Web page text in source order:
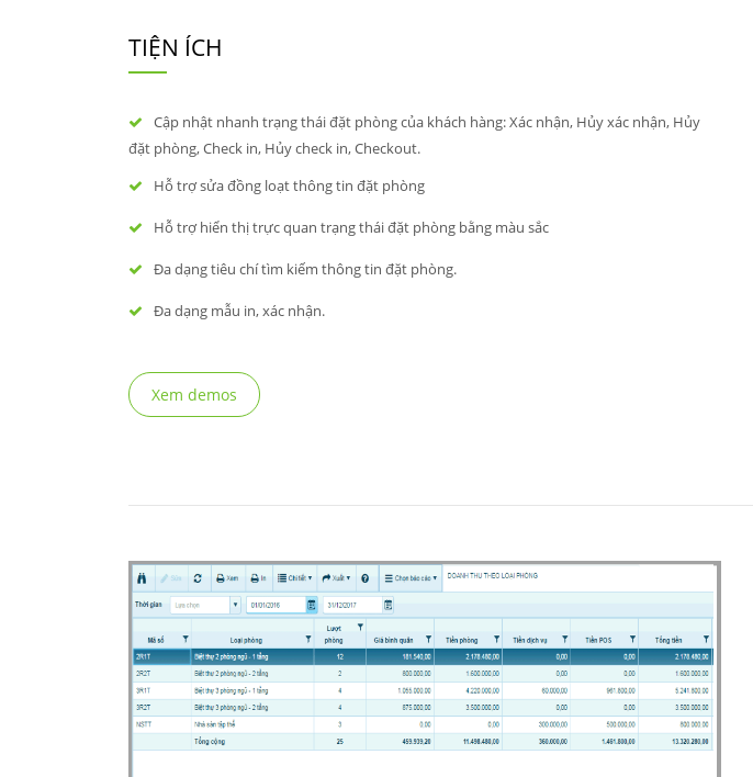
TIỆN ÍCH
Cập nhật nhanh trạng thái đặt phòng của khách hàng: Xác nhận, Hủy xác nhận, Hủy
đặt phòng, Check in, Hủy check in, Checkout.
Hỗ trợ sửa đồng loạt thông tin đặt phòng
Hỗ trợ hiển thị trực quan trạng thái đặt phòng bằng màu sắc
Đa dạng tiêu chí tìm kiếm thông tin đặt phòng.
Đa dạng mẫu in, xác nhận.
Xem demos